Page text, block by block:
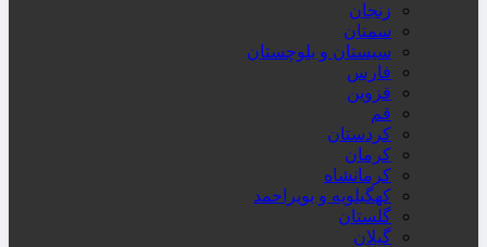
زنجان
سمنان
سیستان و بلوچستان
فارس
قزوین
قم
کردستان
کرمان
کرمانشاه
کهگیلویه و بویراحمد
گلستان
گیلان